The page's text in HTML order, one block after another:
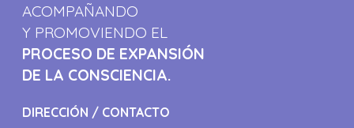
ACOMPAÑANDO
Y PROMOVIENDO EL
PROCESO DE EXPANSIÓN
DE LA CONSCIENCIA.
DIRECCIÓN / CONTACTO